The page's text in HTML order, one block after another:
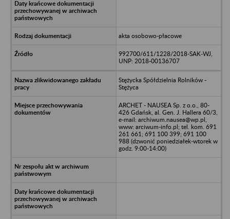
akta osobowo-płacowe
992700/611/1228/2018-SAK-WJ,
UNP: 2018-00136707
Stężycka Spółdzielnia Rolników -
Stężyca
ARCHET - NAUSEA Sp. z o.o., 80-
426 Gdańsk, al. Gen. J. Hallera 60/3,
e-mail: archiwum.nausea@wp.pl,
www: arciwum-info.pl; tel. kom. 691
261 661; 691 100 399; 691 100
988 (dzwonić poniedziałek-wtorek w
godz. 9:00-14:00)